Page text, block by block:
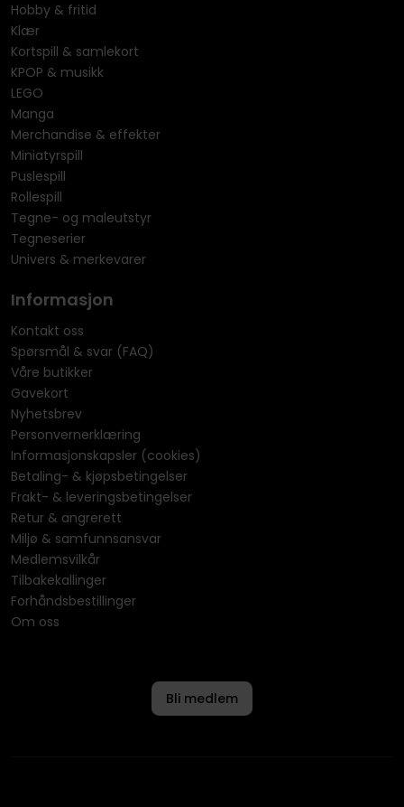
Hobby & fritid
Klær
Kortspill & samlekort
KPOP & musikk
LEGO
Manga
Merchandise & effekter
Miniatyrspill
Puslespill
Rollespill
Tegne- og maleutstyr
Tegneserier
Univers & merkevarer
Informasjon
Kontakt oss
Spørsmål & svar (FAQ)
Våre butikker
Gavekort
Nyhetsbrev
Personvernerklæring
Informasjonskapsler (cookies)
Betaling- & kjøpsbetingelser
Frakt- & leveringsbetingelser
Retur & angrerett
Miljø & samfunnsansvar
Medlemsvilkår
Tilbakekallinger
Forhåndsbestillinger
Om oss
Bli medlem